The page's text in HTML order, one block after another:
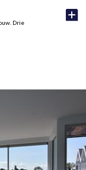
Drie
eendjes en koeten
wat van nature
sanitair wel
behoefte en
richting
schuifpui leidt
met lichtspots,
ook weer een
zo'n omgeving is
inbreng, is dat bij
de